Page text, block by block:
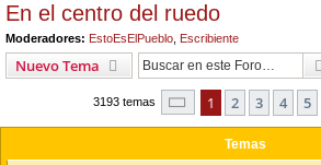
En el centro del ruedo
Moderadores: EstoEsElPueblo Escribiente
Nuevo Tema
3193 temas Página de 128
1 2 3 4 5
Temas